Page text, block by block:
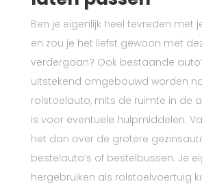
Ben je eigenlijk heel tevreden met
en zou je het liefst gewoon met
verdergaan? Ook bestaande
uitstekend omgebouwd worden
rolstoelauto, mits de ruimte in de
is voor eventuele hulpmiddelen.
het dan over de grotere
bestelauto’s of bestelbussen. Je
hergebruiken als rolstoelvoertuig